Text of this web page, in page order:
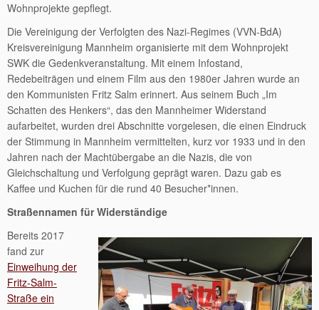
Wohnprojekte gepflegt.
Die Vereinigung der Verfolgten des Nazi-Regimes (VVN-BdA)
Kreisvereinigung Mannheim organisierte mit dem Wohnprojekt
SWK die Gedenkveranstaltung. Mit einem Infostand,
Redebeiträgen und einem Film aus den 1980er Jahren wurde an
den Kommunisten Fritz Salm erinnert. Aus seinem Buch „Im
Schatten des Henkers“, das den Mannheimer Widerstand
aufarbeitet, wurden drei Abschnitte vorgelesen, die einen Eindruck
der Stimmung in Mannheim vermittelten, kurz vor 1933 und in den
Jahren nach der Machtübergabe an die Nazis, die von
Gleichschaltung und Verfolgung geprägt waren. Dazu gab es
Kaffee und Kuchen für die rund 40 Besucher*innen.
Straßennamen für Widerständige
Bereits 2017
fand zur
Einweihung der
Fritz-Salm-
Straße ein